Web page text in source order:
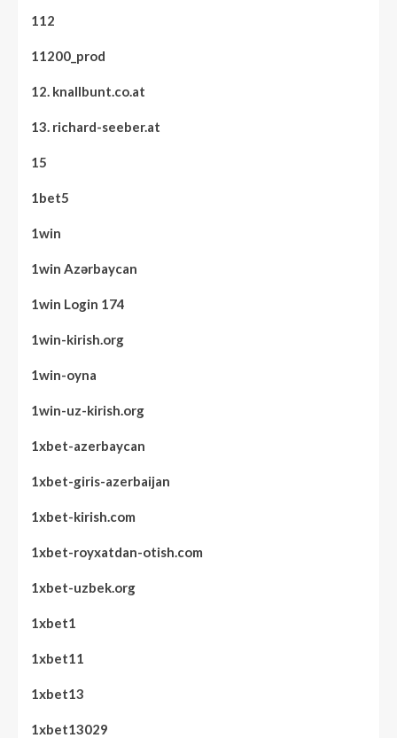
112
11200_prod
12. knallbunt.co.at
13. richard-seeber.at
15
1bet5
1win
1win Azərbaycan
1win Login 174
1win-kirish.org
1win-oyna
1win-uz-kirish.org
1xbet-azerbaycan
1xbet-giris-azerbaijan
1xbet-kirish.com
1xbet-royxatdan-otish.com
1xbet-uzbek.org
1xbet1
1xbet11
1xbet13
1xbet13029